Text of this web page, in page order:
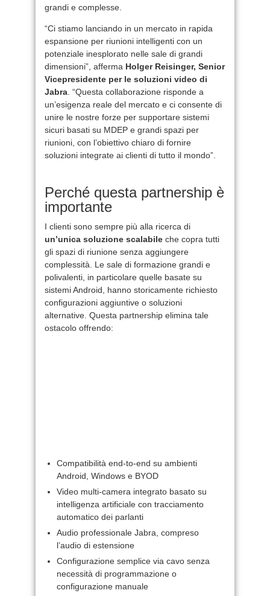
grandi e complesse.
“Ci stiamo lanciando in un mercato in rapida
espansione per riunioni intelligenti con un
potenziale inesplorato nelle sale di grandi
dimensioni”, afferma Holger Reisinger, Senior
Vicepresidente per le soluzioni video di
Jabra . “Questa collaborazione risponde a
un’esigenza reale del mercato e ci consente di
unire le nostre forze per supportare sistemi
sicuri basati su MDEP e grandi spazi per
riunioni, con l’obiettivo chiaro di fornire
soluzioni integrate ai clienti di tutto il mondo”.
Perché questa partnership è
importante
I clienti sono sempre più alla ricerca di
un’unica soluzione scalabile che copra tutti
gli spazi di riunione senza aggiungere
complessità. Le sale di formazione grandi e
polivalenti, in particolare quelle basate su
sistemi Android, hanno storicamente richiesto
configurazioni aggiuntive o soluzioni
alternative. Questa partnership elimina tale
ostacolo offrendo:
Compatibilità end-to-end su ambienti
Android, Windows e BYOD
Video multi-camera integrato basato su
intelligenza artificiale con tracciamento
automatico dei parlanti
Audio professionale Jabra, compreso
l’audio di estensione
Configurazione semplice via cavo senza
necessità di programmazione o
configurazione manuale